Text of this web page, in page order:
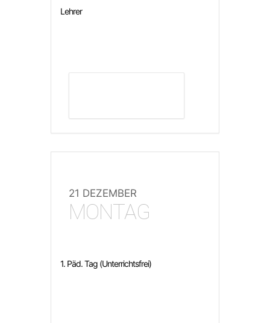
Lehrer
21 DEZEMBER
MONTAG
1. Päd. Tag (Unterrichtsfrei)